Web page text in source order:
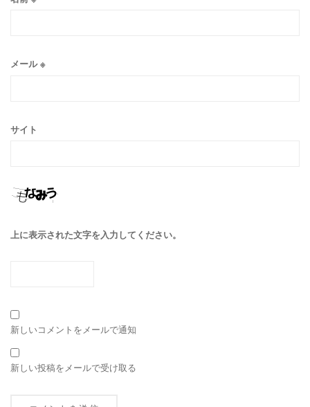
メール※
サイト
上に表示された文字を入力してください。
新しいコメントをメールで通知
新しい投稿をメールで受け取る